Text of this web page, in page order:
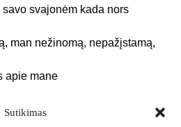
Sutikimas
svajonėm kada nors
man nežinomą, nepažįstamą,
apie mane